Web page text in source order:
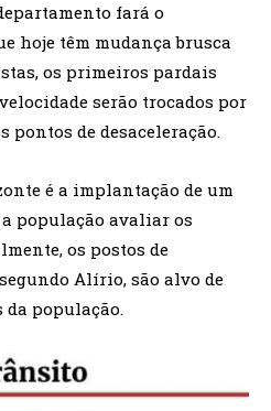
fará o
hoje têm mudança brusca
os primeiros pardais
serão trocados por
de desaceleração.
é a implantação de um
população avaliar os
os postos de
Alírio, são alvo de
da população.